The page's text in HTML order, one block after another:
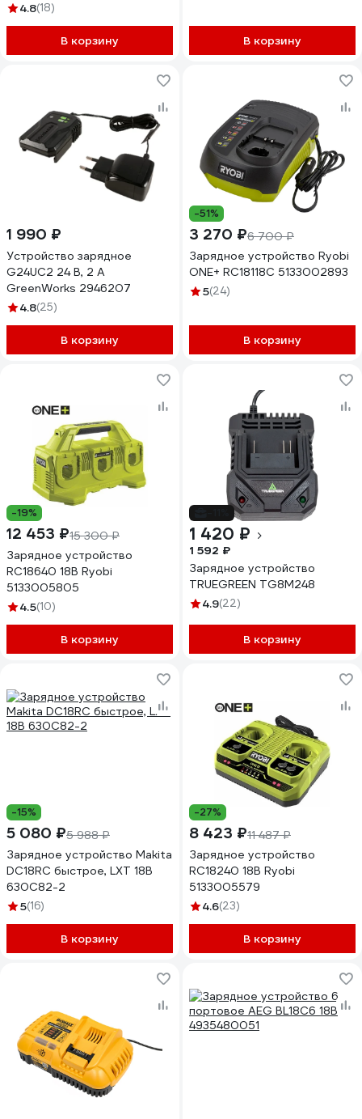
4.8(18)
В корзину В корзину
1 990 ₽
Устройство зарядное
G24UC2 24 В, 2 А
GreenWorks 2946207
4.8(25)
В корзину
-51%
3 270 ₽6 700 ₽
Зарядное устройство Ryobi
ONE+ RC18118C 5133002893
5(24)
В корзину
-19%
12 453 ₽15 300 ₽
Зарядное устройство
RC18640 18В Ryobi
5133005805
4.5(10)
В корзину
1 420 ₽
1 592 ₽
Зарядное устройство
TRUEGREEN TG8M248
4.9(22)
В корзину
-15%
5 080 ₽5 988 ₽
Зарядное устройство Makita
DC18RC быстрое, LXT 18В
630C82-2
5(16)
В корзину
-27%
8 423 ₽11 487 ₽
Зарядное устройство
RC18240 18В Ryobi
5133005579
4.6(23)
В корзину